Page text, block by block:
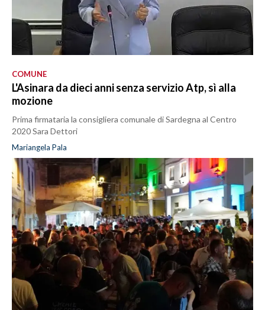
COMUNE
L'Asinara da dieci anni senza servizio Atp, sì alla
mozione
Prima firmataria la consigliera comunale di Sardegna al Centro
2020 Sara Dettori
Mariangela Pala